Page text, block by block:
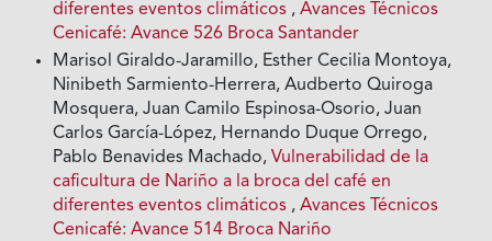
diferentes eventos climáticos ,Avances Técnicos
Cenicafé: Avance 526 Broca Santander
Marisol Giraldo-Jaramillo, Esther Cecilia Montoya,
Ninibeth Sarmiento-Herrera, Audberto Quiroga
Mosquera, Juan Camilo Espinosa-Osorio, Juan
Carlos García-López, Hernando Duque Orrego,
Pablo Benavides Machado,Vulnerabilidad de la
caficultura de Nariño a la broca del café en
diferentes eventos climáticos ,Avances Técnicos
Cenicafé: Avance 514 Broca Nariño